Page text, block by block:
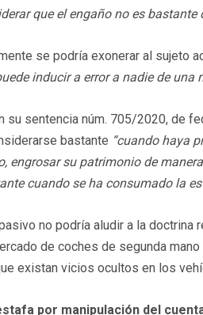
que el engaño no es
se podría exonerar al sujeto
inducir a error a nadie de
su sentencia núm. 705/2020, de
bastante “cuando haya
engrosar su patrimonio de
cuando se ha consumado la
no podría aludir a la doctrina
de coches de segunda
existan vicios ocultos en los
por manipulación del